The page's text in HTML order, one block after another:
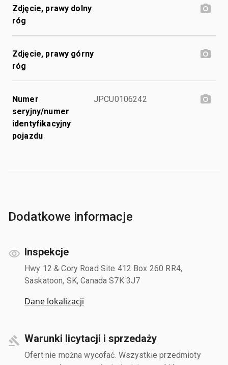
Zdjęcie, prawy dolny
róg
Zdjęcie, prawy górny
róg
Numer
seryjny/numer
identyfikacyjny
pojazdu
JPCU0106242
Dodatkowe informacje
Inspekcje
Hwy 12 & Cory Road Site 412 Box 260 RR4,
Saskatoon, SK, Canada S7K 3J7
Dane lokalizacji
Warunki licytacji i sprzedaży
Ofert nie można wycofać. Wszystkie przedmioty